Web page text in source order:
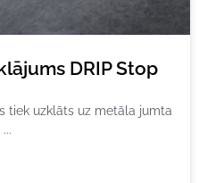
DRIP Stop
tiek uzklāts uz metāla jumta